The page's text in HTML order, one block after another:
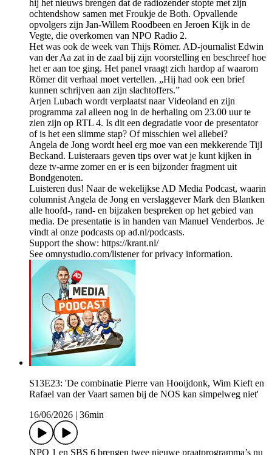
hij het nieuws brengen dat de radiozender stopte met zijn
ochtendshow samen met Froukje de Both. Opvallende
opvolgers zijn Jan-Willem Roodbeen en Jeroen Kijk in de
Vegte, die overkomen van NPO Radio 2.
Het was ook de week van Thijs Römer. AD-journalist Edwin
van der Aa zat in de zaal bij zijn voorstelling en beschreef hoe
het er aan toe ging. Het panel vraagt zich hardop af waarom
Römer dit verhaal moet vertellen. „Hij had ook een brief
kunnen schrijven aan zijn slachtoffers.”
Arjen Lubach wordt verplaatst naar Videoland en zijn
programma zal alleen nog in de herhaling om 23.00 uur te
zien zijn op RTL 4. Is dit een degradatie voor de presentator
of is het een slimme stap? Of misschien wel allebei?
Angela de Jong wordt heel erg moe van een mekkerende Tijl
Beckand. Luisteraars geven tips over wat je kunt kijken in
deze tv-arme zomer en er is een bijzonder fragment uit
Bondgenoten.
Luisteren dus! Naar de wekelijkse AD Media Podcast, waarin
columnist Angela de Jong en verslaggever Mark den Blanken
alle hoofd-, rand- en bijzaken bespreken op het gebied van
media. De presentatie is in handen van Manuel Venderbos. Je
vindt al onze podcasts op ad.nl/podcasts.
Support the show: https://krant.nl/
See omnystudio.com/listener for privacy information.
S13E23: 'De combinatie Pierre van Hooijdonk, Wim Kieft en
Rafael van der Vaart samen bij de NOS kan simpelweg niet'
16/06/2026
36min
NPO 1 en SBS 6 brengen twee nieuwe praatprogramma’s nu